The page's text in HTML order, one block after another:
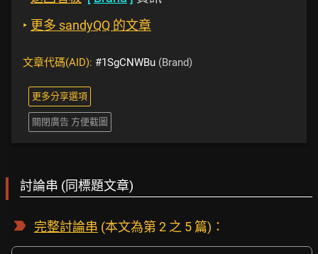
‣ 更多 sandyQQ 的文章
文章代碼(AID): #1SgCNWBu (Brand)
更多分享選項
關閉廣告 方便截圖
討論串 (同標題文章)
完整討論串 (本文為第 2 之 5 篇)：